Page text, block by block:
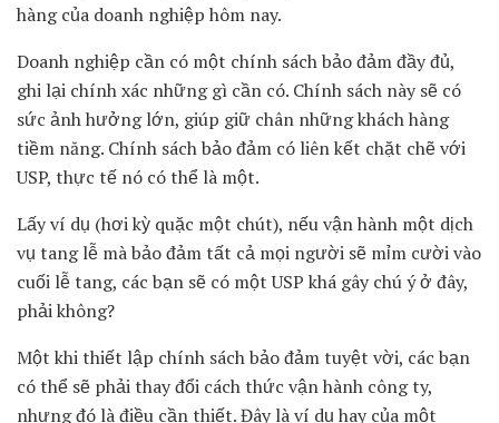
hàng của doanh nghiệp hôm nay.
Doanh nghiệp cần có một chính sách bảo đảm đầy đủ,
ghi lại chính xác những gì cần có. Chính sách này sẽ có
sức ảnh hưởng lớn, giúp giữ chân những khách hàng
tiềm năng. Chính sách bảo đảm có liên kết chặt chẽ với
USP, thực tế nó có thể là một.
Lấy ví dụ (hơi kỳ quặc một chút), nếu vận hành một dịch
vụ tang lễ mà bảo đảm tất cả mọi người sẽ mỉm cười vào
cuối lễ tang, các bạn sẽ có một USP khá gây chú ý ở đây,
phải không?
Một khi thiết lập chính sách bảo đảm tuyệt vời, các bạn
có thể sẽ phải thay đổi cách thức vận hành công ty,
nhưng đó là điều cần thiết. Đây là ví dụ hay của một